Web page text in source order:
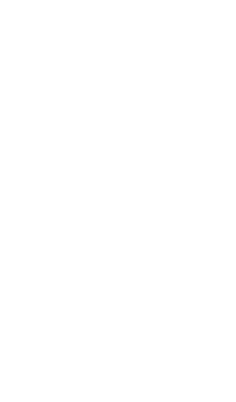
案全流程数字化管理，覆盖
监控及跨部门协作，既简化
现采购效率、成本控制、供